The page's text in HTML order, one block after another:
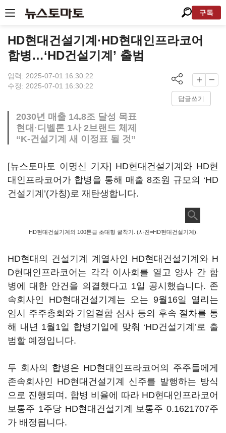
구독
HD현대건설기계·HD현대인프라코어
합병…‘HD건설기계’ 출범
입력: 2025-07-01 16:30:22
수정: 2025-07-01 16:30:22
답글쓰기
2030년 매출 14.8조 달성 목표
현대·디벨론 1사 2브랜드 체제
“K-건설기계 새 이정표 될 것”
[뉴스토마토 이명신 기자] HD현대건설기계와 HD현
대인프라코어가 합병을 통해 매출 8조원 규모의 ‘HD
건설기계’(가칭)로 재탄생합니다.
HD현대건설기계의 100톤급 초대형 굴착기. (사진=HD현대건설기계).
HD현대의 건설기계 계열사인 HD현대건설기계와 H
D현대인프라코어는 각각 이사회를 열고 양사 간 합
병에 대한 안건을 의결했다고 1일 공시했습니다. 존
속회사인 HD현대건설기계는 오는 9월16일 열리는
임시 주주총회와 기업결합 심사 등의 후속 절차를 통
해 내년 1월1일 합병기일에 맞춰 ‘HD건설기계’로 출
범할 예정입니다.
두 회사의 합병은 HD현대인프라코어의 주주들에게
존속회사인 HD현대건설기계 신주를 발행하는 방식
으로 진행되며, 합병 비율에 따라 HD현대인프라코어
보통주 1주당 HD현대건설기계 보통주 0.1621707주
가 배정됩니다.